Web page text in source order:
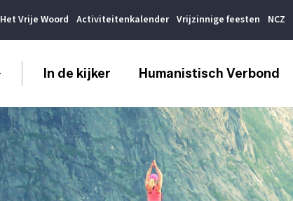
Het Vrije Woord Activiteitenkalender Vrijzinnige feesten NCZ
In de kijker Humanistisch Verbond